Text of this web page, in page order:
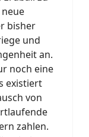
bisher
und
an.
noch eine
existiert
von
zahlen.